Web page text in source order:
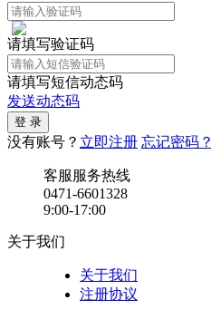
请填写验证码
请填写短信动态码
发送动态码
没有账号？ 立即注册 忘记密码？
客服服务热线
0471-6601328
9:00-17:00
关于我们
关于我们
注册协议